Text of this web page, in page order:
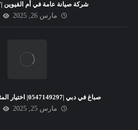
شركة صيانة عامة في أم القيوين |0547149297
مارس 26, 2025
صباغ في دبي |0547149297| اختيار المثالية لتجديد منزلك
مارس 25, 2025